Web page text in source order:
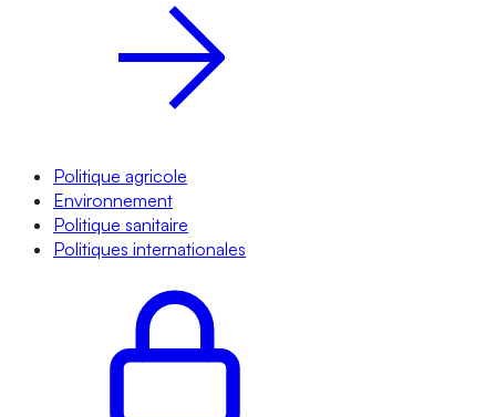
Politique agricole
Environnement
Politique sanitaire
Politiques internationales